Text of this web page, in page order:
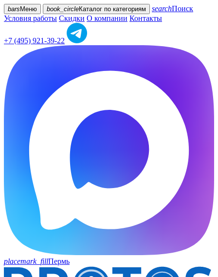
bars Меню book_circleКаталог по категориям searchПоиск
Условия работы Скидки О компании Контакты
+7 (495) 921-39-22
placemark_fillПермь